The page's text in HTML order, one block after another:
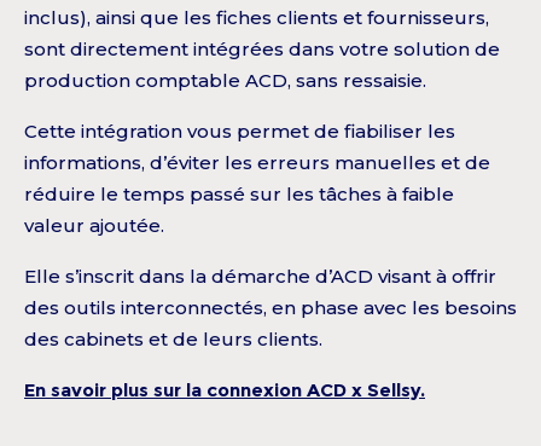
inclus), ainsi que les fiches clients et fournisseurs,
sont directement intégrées dans votre solution de
production comptable ACD, sans ressaisie.
Cette intégration vous permet de fiabiliser les
informations, d’éviter les erreurs manuelles et de
réduire le temps passé sur les tâches à faible
valeur ajoutée.
Elle s’inscrit dans la démarche d’ACD visant à offrir
des outils interconnectés, en phase avec les besoins
des cabinets et de leurs clients.
En savoir plus sur la connexion ACD x Sellsy.